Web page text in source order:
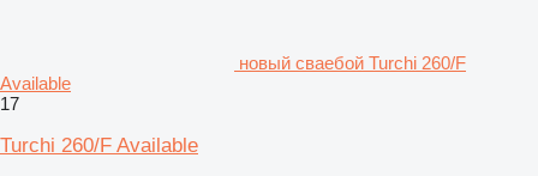
новый сваебой Turchi 260/F
Available
17
Turchi 260/F Available